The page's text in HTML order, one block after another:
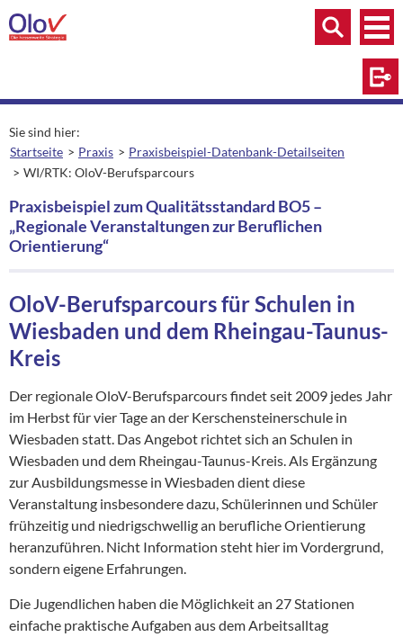
Zum Inhalt springen
Menü
Menü
Suche
Sie sind hier:
Startseite
Praxis
Praxisbeispiel-Datenbank-Detailseiten
aktuelle Seite:
WI/RTK: OloV-Berufsparcours
Praxisbeispiel zum Qualitätsstandard BO5 –
„Regionale Veranstaltungen zur Beruflichen
Orientierung“
OloV-Berufsparcours für Schulen in
Wiesbaden und dem Rheingau-Taunus-
Kreis
Der regionale OloV-Berufsparcours findet seit 2009 jedes Jahr
im Herbst für vier Tage an der Kerschensteinerschule in
Wiesbaden statt. Das Angebot richtet sich an Schulen in
Wiesbaden und dem Rheingau-Taunus-Kreis. Als Ergänzung
zur Ausbildungsmesse in Wiesbaden dient diese
Veranstaltung insbesondere dazu, Schülerinnen und Schüler
frühzeitig und niedrigschwellig an berufliche Orientierung
heranzuführen. Nicht Information steht hier im Vordergrund,
sondern eigene Erfahrungen.
Die Jugendlichen haben die Möglichkeit an 27 Stationen
einfache praktische Aufgaben aus dem Arbeitsalltag